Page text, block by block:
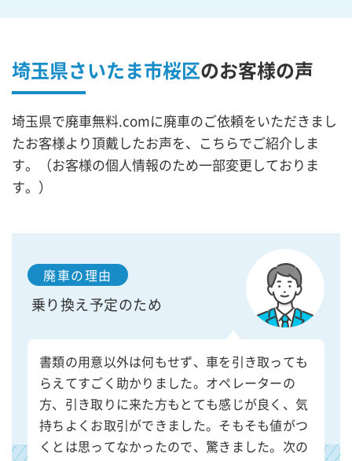
埼玉県さいたま市桜区のお客様の声
埼玉県で廃車無料.comに廃車のご依頼をいただきまし
たお客様より頂戴したお声を、こちらでご紹介しま
す。（お客様の個人情報のため一部変更しておりま
す。）
廃車の理由
乗り換え予定のため
書類の用意以外は何もせず、車を引き取っても
らえてすごく助かりました。オペレーターの
方、引き取りに来た方もとても感じが良く、気
持ちよくお取引ができました。そもそも値がつ
くとは思ってなかったので、驚きました。次の